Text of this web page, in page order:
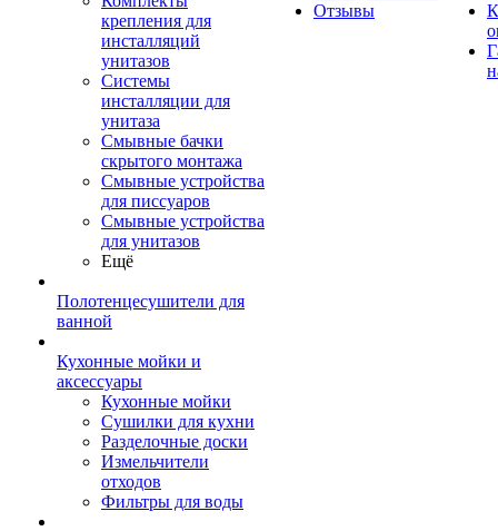
крепления для
инсталляций
унитазов
Системы
инсталляции для
унитаза
Смывные бачки
скрытого монтажа
Смывные устройства
для писсуаров
Смывные устройства
для унитазов
Ещё
Полотенцесушители для
ванной
Кухонные мойки и
аксессуары
Кухонные мойки
Сушилки для кухни
Разделочные доски
Измельчители
отходов
Фильтры для воды
Отзывы